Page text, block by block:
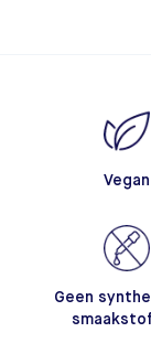
Vegan
Geen